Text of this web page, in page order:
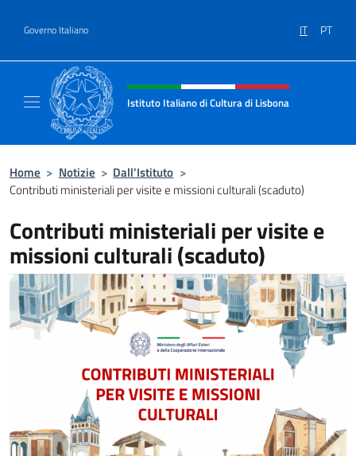
Governo Italiano IT PT
Intestazione sito, social e menù
Istituto Italiano di Cultura di Lisbona
Home > Notizie > Dall’Istituto >
Contributi ministeriali per visite e missioni culturali (scaduto)
Contributi ministeriali per visite e
missioni culturali (scaduto)